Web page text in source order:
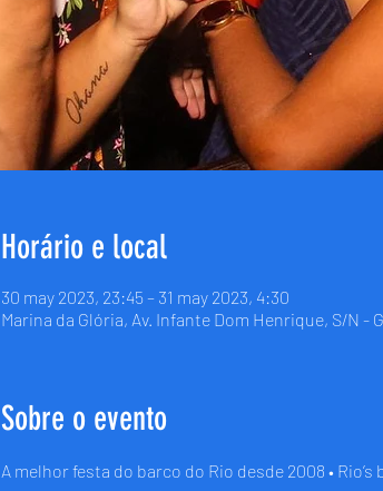
Horário e local
30 may 2023, 23:45 – 31 may 2023, 4:30
Marina da Glória, Av. Infante Dom Henrique, S/N -
Sobre o evento
A melhor festa do barco do Rio desde 2008 •